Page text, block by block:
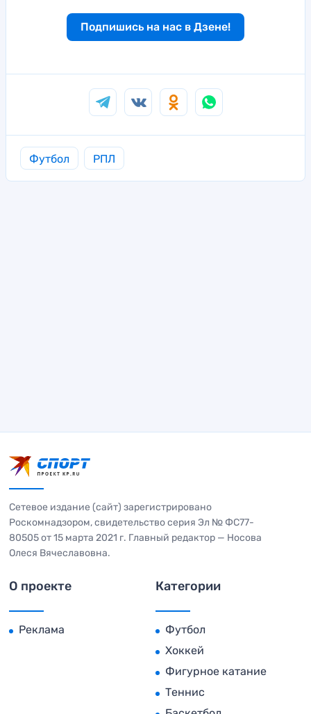
Подпишись на нас в Дзене!
Футбол РПЛ
Сетевое издание (сайт) зарегистрировано
Роскомнадзором, свидетельство серия Эл № ФС77-
80505 от 15 марта 2021 г. Главный редактор — Носова
Олеся Вячеславовна.
О проекте
Реклама
Категории
Футбол
Хоккей
Фигурное катание
Теннис